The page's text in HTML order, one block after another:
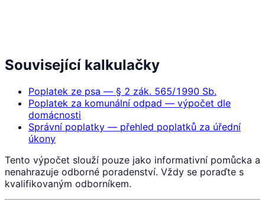
Související kalkulačky
Poplatek ze psa — § 2 zák. 565/1990 Sb.
Poplatek za komunální odpad — výpočet dle
domácnosti
Správní poplatky — přehled poplatků za úřední
úkony
Tento výpočet slouží pouze jako informativní pomůcka a
nenahrazuje odborné poradenství. Vždy se poraďte s
kvalifikovaným odborníkem.